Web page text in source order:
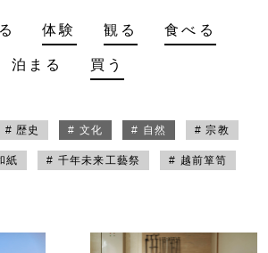
体験 観る 食べる
泊まる 買う
# 歴史 # 文化 # 自然 # 宗教
紙 # 千年未来工藝祭 # 越前箪笥